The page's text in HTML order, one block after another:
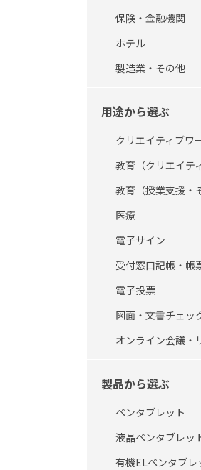
保険・金融機関
ホテル
製造業・その他
用途から選ぶ
クリエイティブワ
教育（クリエイテ
教育（授業支援・
医療
電子サイン
受付窓口記帳・帳
電子投票
図面・文書チェッ
オンライン会議・
製品から選ぶ
ペンタブレット
液晶ペンタブレッ
有機ELペンタブレ